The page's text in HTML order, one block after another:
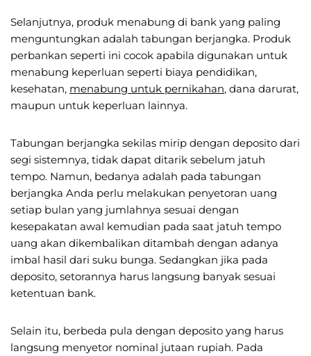
Selanjutnya, produk menabung di bank yang paling
menguntungkan adalah tabungan berjangka. Produk
perbankan seperti ini cocok apabila digunakan untuk
menabung keperluan seperti biaya pendidikan,
kesehatan, menabung untuk pernikahan, dana darurat,
maupun untuk keperluan lainnya.
Tabungan berjangka sekilas mirip dengan deposito dari
segi sistemnya, tidak dapat ditarik sebelum jatuh
tempo. Namun, bedanya adalah pada tabungan
berjangka Anda perlu melakukan penyetoran uang
setiap bulan yang jumlahnya sesuai dengan
kesepakatan awal kemudian pada saat jatuh tempo
uang akan dikembalikan ditambah dengan adanya
imbal hasil dari suku bunga. Sedangkan jika pada
deposito, setorannya harus langsung banyak sesuai
ketentuan bank.
Selain itu, berbeda pula dengan deposito yang harus
langsung menyetor nominal jutaan rupiah. Pada